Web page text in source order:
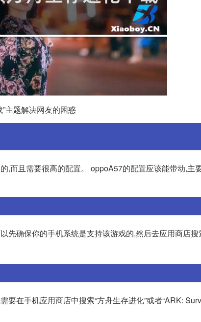
主题解决网友的困惑
,而且需要很高的配置。 oppoA57的配置应该能带动,主
先确保你的手机系统是支持该游戏的,然后去应用商店搜
要在手机应用商店中搜索“方舟生存进化”或者“ARK: